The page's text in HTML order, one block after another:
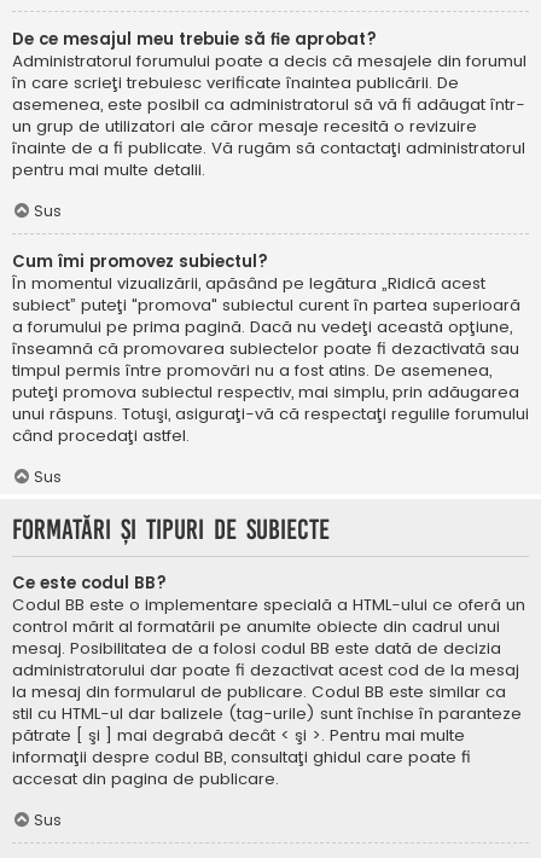
De ce mesajul meu trebuie să fie aprobat?
Administratorul forumului poate a decis că mesajele din forumul
în care scrieţi trebuiesc verificate înaintea publicării. De
asemenea, este posibil ca administratorul să vă fi adăugat într-
un grup de utilizatori ale căror mesaje recesită o revizuire
înainte de a fi publicate. Vă rugăm să contactaţi administratorul
pentru mai multe detalii.
Sus
Cum îmi promovez subiectul?
În momentul vizualizării, apăsând pe legătura „Ridică acest
subiect” puteţi "promova" subiectul curent în partea superioară
a forumului pe prima pagină. Dacă nu vedeţi această opţiune,
înseamnă că promovarea subiectelor poate fi dezactivată sau
timpul permis între promovări nu a fost atins. De asemenea,
puteţi promova subiectul respectiv, mai simplu, prin adăugarea
unui răspuns. Totuşi, asiguraţi-vă că respectaţi regulile forumului
când procedaţi astfel.
Sus
Formatări şi tipuri de subiecte
Ce este codul BB?
Codul BB este o implementare specială a HTML-ului ce oferă un
control mărit al formatării pe anumite obiecte din cadrul unui
mesaj. Posibilitatea de a folosi codul BB este dată de decizia
administratorului dar poate fi dezactivat acest cod de la mesaj
la mesaj din formularul de publicare. Codul BB este similar ca
stil cu HTML-ul dar balizele (tag-urile) sunt închise în paranteze
pătrate [ şi ] mai degrabă decât < şi >. Pentru mai multe
informaţii despre codul BB, consultaţi ghidul care poate fi
accesat din pagina de publicare.
Sus